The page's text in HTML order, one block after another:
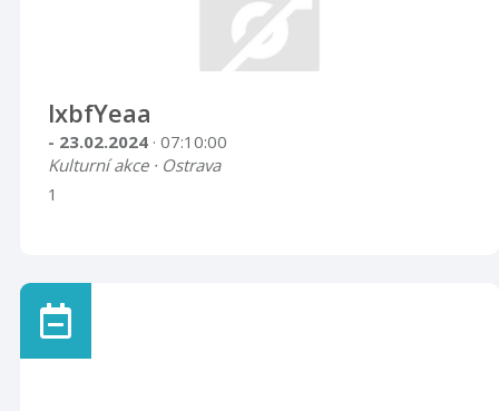
lxbfYeaa
- 23.02.2024 · 07:10:00
Kulturní akce · Ostrava
1